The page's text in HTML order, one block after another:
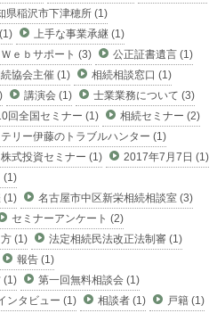
県稲沢市下津穂所 (1)
上手な事業承継 (1)
ｅｂサポート (3)
公正証書遺言 (1)
協会主催 (1)
相続相談窓口 (1)
講演会 (1)
士業業務について (3)
回全国セミナー (1)
相続セミナー (2)
テリー伊藤のトラブルハンター (1)
株式投資セミナー (1)
2017年7月7日 (1)
(1)
(1)
名古屋市中区新栄相続相談室 (3)
セミナーアンケート (2)
(1)
法定相続民法改正法制審 (1)
報告 (1)
(1)
第一回無料相談会 (1)
ンタビュー (1) 相談者 (1)
戸籍 (1)